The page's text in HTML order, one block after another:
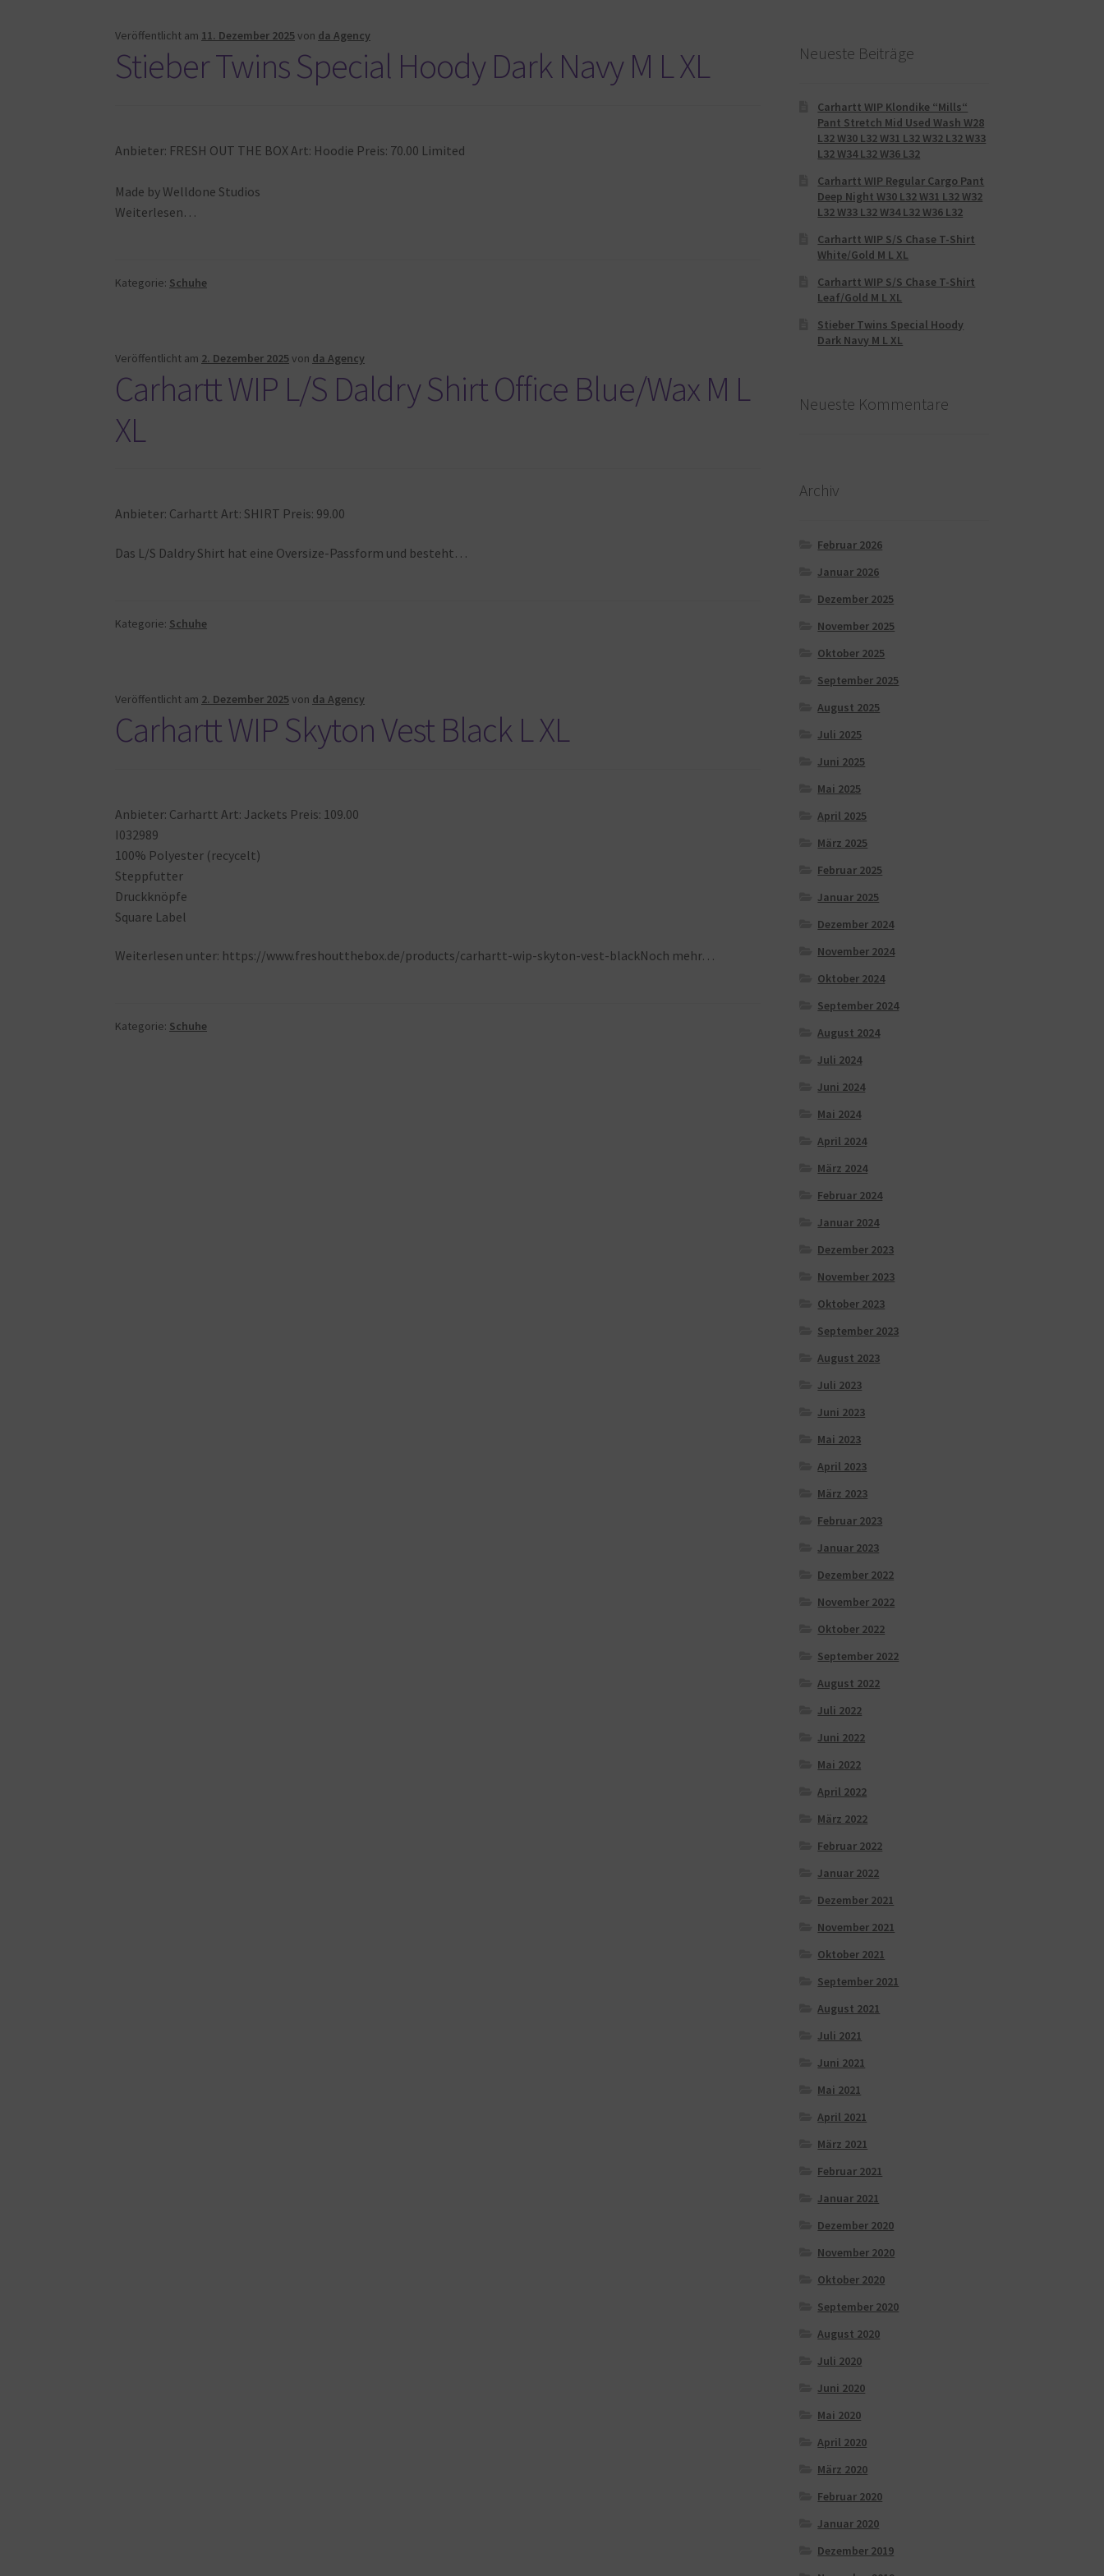
Veröffentlicht am 11. Dezember 2025von da Agency
Stieber Twins Special Hoody Dark Navy M L XL
Anbieter: FRESH OUT THE BOX Art: Hoodie Preis: 70.00 Limited
Made by Welldone Studios
Weiterlesen…
Kategorie: Schuhe
Veröffentlicht am 2. Dezember 2025von da Agency
Carhartt WIP L/S Daldry Shirt Office Blue/Wax M L
XL
Anbieter: Carhartt Art: SHIRT Preis: 99.00
Das L/S Daldry Shirt hat eine Oversize-Passform und besteht…
Kategorie: Schuhe
Veröffentlicht am 2. Dezember 2025von da Agency
Carhartt WIP Skyton Vest Black L XL
Anbieter: Carhartt Art: Jackets Preis: 109.00
I032989
100% Polyester (recycelt)
Steppfutter
Druckknöpfe
Square Label
Weiterlesen unter: https://www.freshoutthebox.de/products/carhartt-wip-skyton-vest-blackNoch mehr…
Kategorie: Schuhe
Neueste Beiträge
Carhartt WIP Klondike “Mills“
Pant Stretch Mid Used Wash W28
L32 W30 L32 W31 L32 W32 L32 W33
L32 W34 L32 W36 L32
Carhartt WIP Regular Cargo Pant
Deep Night W30 L32 W31 L32 W32
L32 W33 L32 W34 L32 W36 L32
Carhartt WIP S/S Chase T-Shirt
White/Gold M L XL
Carhartt WIP S/S Chase T-Shirt
Leaf/Gold M L XL
Stieber Twins Special Hoody
Dark Navy M L XL
Neueste Kommentare
Archiv
Februar 2026
Januar 2026
Dezember 2025
November 2025
Oktober 2025
September 2025
August 2025
Juli 2025
Juni 2025
Mai 2025
April 2025
März 2025
Februar 2025
Januar 2025
Dezember 2024
November 2024
Oktober 2024
September 2024
August 2024
Juli 2024
Juni 2024
Mai 2024
April 2024
März 2024
Februar 2024
Januar 2024
Dezember 2023
November 2023
Oktober 2023
September 2023
August 2023
Juli 2023
Juni 2023
Mai 2023
April 2023
März 2023
Februar 2023
Januar 2023
Dezember 2022
November 2022
Oktober 2022
September 2022
August 2022
Juli 2022
Juni 2022
Mai 2022
April 2022
März 2022
Februar 2022
Januar 2022
Dezember 2021
November 2021
Oktober 2021
September 2021
August 2021
Juli 2021
Juni 2021
Mai 2021
April 2021
März 2021
Februar 2021
Januar 2021
Dezember 2020
November 2020
Oktober 2020
September 2020
August 2020
Juli 2020
Juni 2020
Mai 2020
April 2020
März 2020
Februar 2020
Januar 2020
Dezember 2019